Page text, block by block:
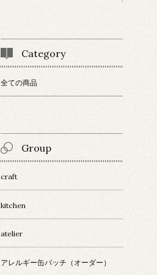
Category
全ての商品
Group
craft
kitchen
atelier
アレルギー缶バッチ（オーダー）